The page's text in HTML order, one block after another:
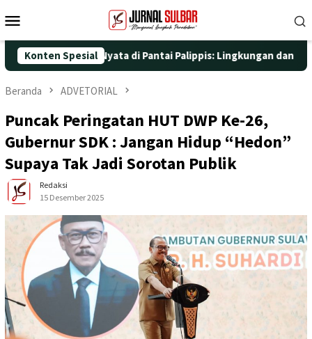
ke
Mobile
Konten Spesial
Aksi Nyata di Pantai Palippis: Lingkungan dan Kesehatan
Beranda ADVETORIAL
Puncak Peringatan HUT DWP Ke-26,
Gubernur SDK : Jangan Hidup “Hedon”
Supaya Tak Jadi Sorotan Publik
Redaksi
15 Desember 2025